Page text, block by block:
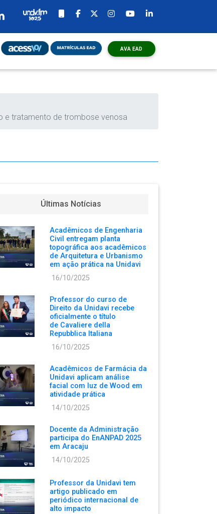
AVA EAD
e tratamento de trombose venosa
Últimas Notícias
Acadêmicos de Engenharia
Civil entregam planta
topográfica aos acadêmicos
de Arquitetura e Urbanismo
em ação prática na Unidavi
16/10/2025
Professor do curso de
Direito da Unidavi recebe
oficialmente o título
de Cavaliere della
Repubblica Italiana
16/10/2025
Acadêmicos de Farmácia da
Unidavi aplicam análise
facial com luz de Wood em
atividade prática
14/10/2025
Docente da Administração
participa do EnANPAD 2025
em Aracaju
14/10/2025
Professor da Unidavi tem
artigo publicado em
periódico internacional de
alto impacto